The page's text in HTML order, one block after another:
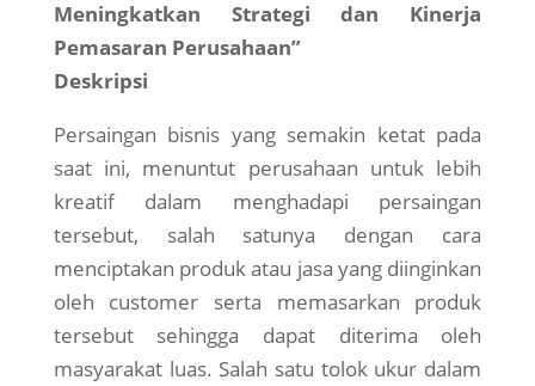
Meningkatkan Strategi dan Kinerja
Pemasaran Perusahaan”
Deskripsi
Persaingan bisnis yang semakin ketat pada
saat ini, menuntut perusahaan untuk lebih
kreatif dalam menghadapi persaingan
tersebut, salah satunya dengan cara
menciptakan produk atau jasa yang diinginkan
oleh customer serta memasarkan produk
tersebut sehingga dapat diterima oleh
masyarakat luas. Salah satu tolok ukur dalam